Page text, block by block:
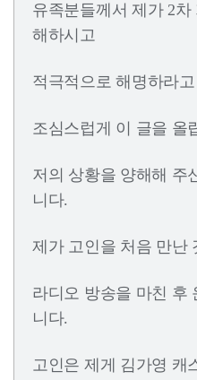
유족분들께서 제가 2
해하시고
적극적으로 해명하라
조심스럽게 이 글을 올
저의 상황을 양해해 주
니다.
제가 고인을 처음 만난
라디오 방송을 마친 후
니다.
고인은 제게 김가영 캐